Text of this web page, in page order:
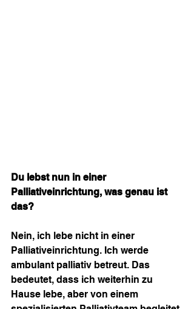
Du lebst nun in einer
Palliativeinrichtung, was genau ist
das?
Nein, ich lebe nicht in einer
Palliativeinrichtung. Ich werde
ambulant palliativ betreut. Das
bedeutet, dass ich weiterhin zu
Hause lebe, aber von einem